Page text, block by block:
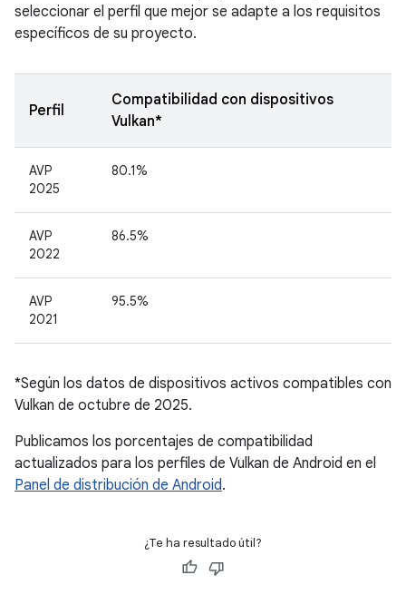
seleccionar el perfil que mejor se adapte a los requisitos
específicos de su proyecto.
Perfil
Compatibilidad con dispositivos
Vulkan*
AVP
2025
80.1%
AVP
2022
86.5%
AVP
2021
95.5%
*Según los datos de dispositivos activos compatibles con
Vulkan de octubre de 2025.
Publicamos los porcentajes de compatibilidad
actualizados para los perfiles de Vulkan de Android en el
Panel de distribución de Android.
¿Te ha resultado útil?